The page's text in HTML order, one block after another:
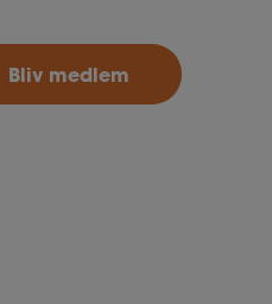
Ase
Bliv medlem